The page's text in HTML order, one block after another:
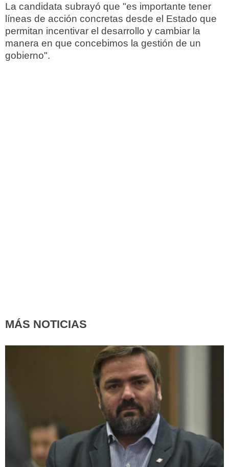
La candidata subrayó que "es importante tener
líneas de acción concretas desde el Estado que
permitan incentivar el desarrollo y cambiar la
manera en que concebimos la gestión de un
gobierno".
MÁS NOTICIAS